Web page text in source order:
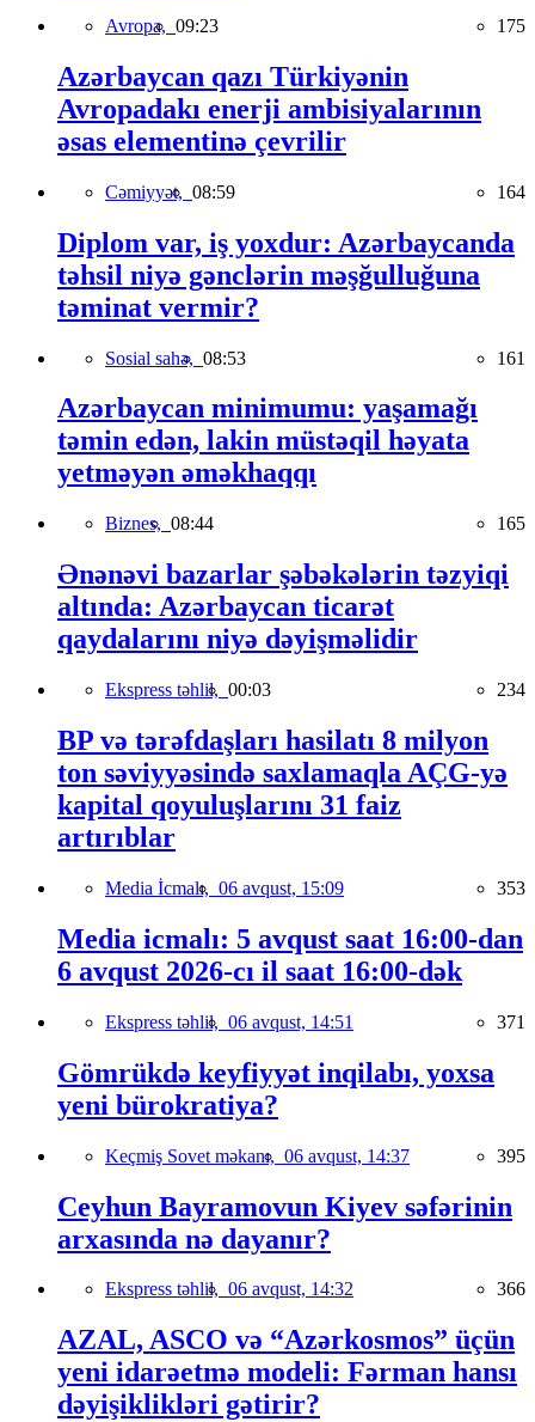
Avropa, 09:23 175
Azərbaycan qazı Türkiyənin
Avropadakı enerji ambisiyalarının
əsas elementinə çevrilir
Cəmiyyət, 08:59 164
Diplom var, iş yoxdur: Azərbaycanda
təhsil niyə gənclərin məşğulluğuna
təminat vermir?
Sosial sahə, 08:53 161
Azərbaycan minimumu: yaşamağı
təmin edən, lakin müstəqil həyata
yetməyən əməkhaqqı
Biznes, 08:44 165
Ənənəvi bazarlar şəbəkələrin təzyiqi
altında: Azərbaycan ticarət
qaydalarını niyə dəyişməlidir
Ekspress təhlil, 00:03 234
BP və tərəfdaşları hasilatı 8 milyon
ton səviyyəsində saxlamaqla AÇG-yə
kapital qoyuluşlarını 31 faiz
artırıblar
Media İcmalı, 06 avqust, 15:09 353
Media icmalı: 5 avqust saat 16:00-dan
6 avqust 2026-cı il saat 16:00-dək
Ekspress təhlil, 06 avqust, 14:51 371
Gömrükdə keyfiyyət inqilabı, yoxsa
yeni bürokratiya?
Keçmiş Sovet məkanı, 06 avqust, 14:37 395
Ceyhun Bayramovun Kiyev səfərinin
arxasında nə dayanır?
Ekspress təhlil, 06 avqust, 14:32 366
AZAL, ASCO və “Azərkosmos” üçün
yeni idarəetmə modeli: Fərman hansı
dəyişiklikləri gətirir?